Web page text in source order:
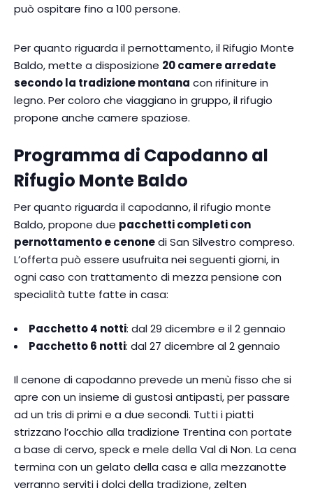
può ospitare fino a 100 persone.
Per quanto riguarda il pernottamento, il Rifugio Monte
Baldo, mette a disposizione 20 camere arredate
secondo la tradizione montana con rifiniture in
legno. Per coloro che viaggiano in gruppo, il rifugio
propone anche camere spaziose.
Programma di Capodanno al
Rifugio Monte Baldo
Per quanto riguarda il capodanno, il rifugio monte
Baldo, propone due pacchetti completi con
pernottamento e cenonedi San Silvestro compreso.
L’offerta può essere usufruita nei seguenti giorni, in
ogni caso con trattamento di mezza pensione con
specialità tutte fatte in casa:
Pacchetto 4 notti: dal 29 dicembre e il 2 gennaio
Pacchetto 6 notti: dal 27 dicembre al 2 gennaio
Il cenone di capodanno prevede un menù fisso che si
apre con un insieme di gustosi antipasti, per passare
ad un tris di primi e a due secondi. Tutti i piatti
strizzano l’occhio alla tradizione Trentina con portate
a base di cervo, speck e mele della Val di Non. La cena
termina con un gelato della casa e alla mezzanotte
verranno serviti i dolci della tradizione, zelten